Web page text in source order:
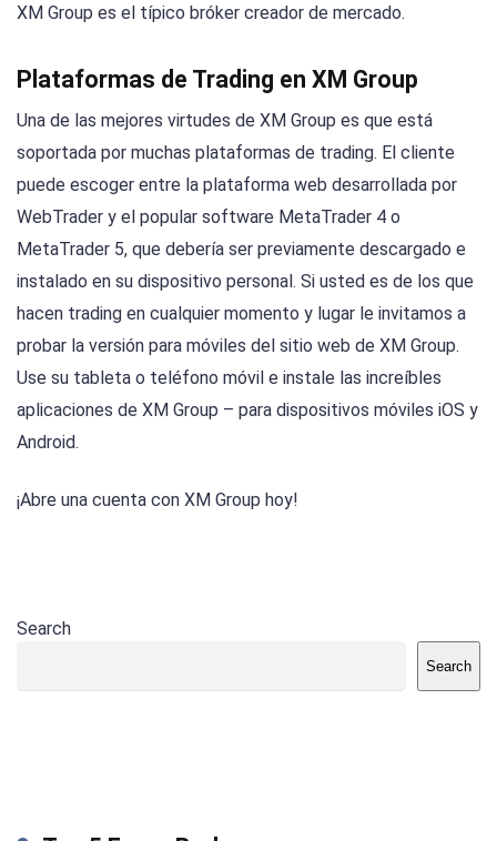
XM Group es el típico bróker creador de mercado.
Plataformas de Trading en XM Group
Una de las mejores virtudes de XM Group es que está
soportada por muchas plataformas de trading. El cliente
puede escoger entre la plataforma web desarrollada por
WebTrader y el popular software MetaTrader 4 o
MetaTrader 5, que debería ser previamente descargado e
instalado en su dispositivo personal. Si usted es de los que
hacen trading en cualquier momento y lugar le invitamos a
probar la versión para móviles del sitio web de XM Group.
Use su tableta o teléfono móvil e instale las increíbles
aplicaciones de XM Group – para dispositivos móviles iOS y
Android.
¡Abre una cuenta con XM Group hoy!
Search
Search